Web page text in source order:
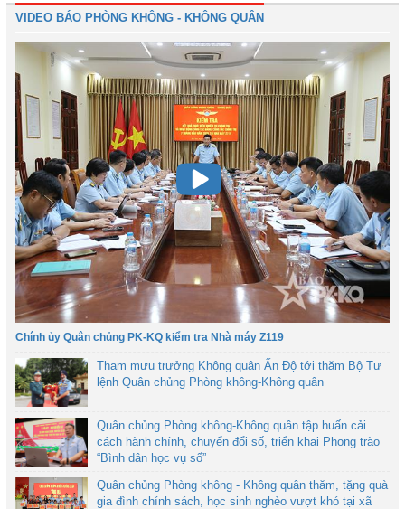
VIDEO BÁO PHÒNG KHÔNG - KHÔNG QUÂN
Chính ủy Quân chủng PK-KQ kiểm tra Nhà máy Z119
Tham mưu trưởng Không quân Ấn Độ tới thăm Bộ Tư
lệnh Quân chủng Phòng không-Không quân
Quân chủng Phòng không-Không quân tập huấn cải
cách hành chính, chuyển đổi số, triển khai Phong trào
“Bình dân học vụ số”
Quân chủng Phòng không - Không quân thăm, tặng quà
gia đình chính sách, học sinh nghèo vượt khó tại xã